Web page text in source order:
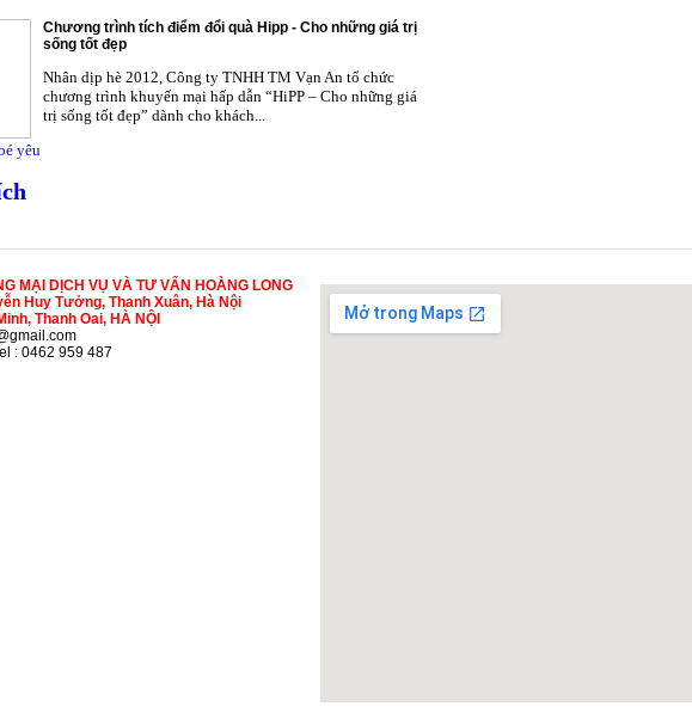
Chương trình tích điểm đổi quà Hipp - Cho những giá trị
sống tốt đẹp
Nhân dịp hè 2012, Công ty TNHH TM Vạn An tổ chức
chương trình khuyến mại hấp dẫn “HiPP – Cho những giá
trị sống tốt đẹp” dành cho khách...
yêu
MẠI DỊCH VỤ VÀ TƯ VẤN HOÀNG LONG
Huy Tưởng, Thanh Xuân, Hà Nội
Thanh Oai, HÀ NỘI
: 0462 959 487